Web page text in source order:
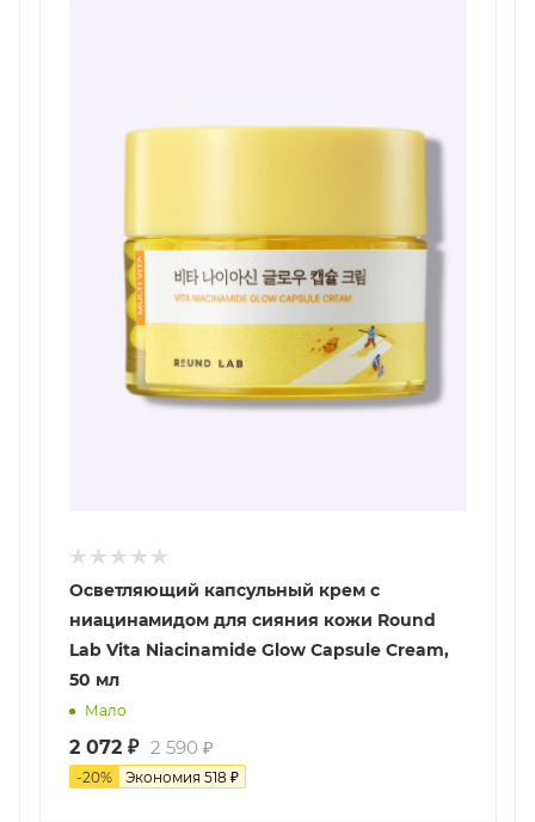
Осветляющий капсульный крем с
ниацинамидом для сияния кожи Round
Lab Vita Niacinamide Glow Capsule Cream,
50 мл
Мало
2 072 ₽ 2 590 ₽
-20% Экономия 518 ₽